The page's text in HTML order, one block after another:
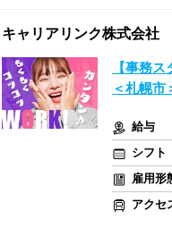
キャリアリンク株式会
【事務
＜札幌市
給与
シフト
雇用形
アクセ